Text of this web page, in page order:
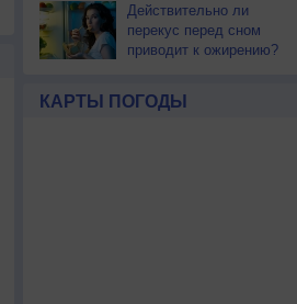
Действительно ли
перекус перед сном
приводит к ожирению?
КАРТЫ ПОГОДЫ